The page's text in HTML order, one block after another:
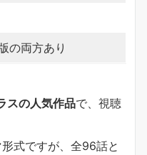
の両方あり
スの人気作品で、視聴
式ですが、全96話と